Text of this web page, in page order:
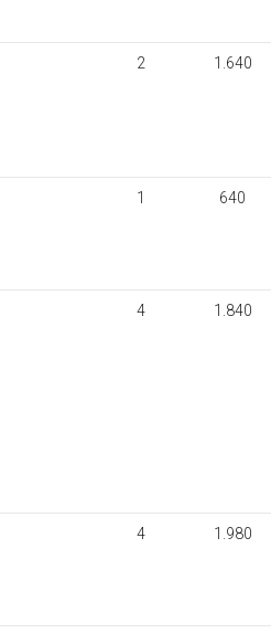
2 1.640
1 640
4 1.840
4 1.980